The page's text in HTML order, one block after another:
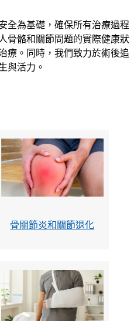
全為基礎，確保所有治療過程
骨骼和關節問題的實際健康狀
療。同時，我們致力於術後追
與活力。
骨關節炎和關節退化